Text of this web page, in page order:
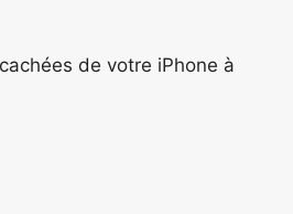
de votre iPhone à